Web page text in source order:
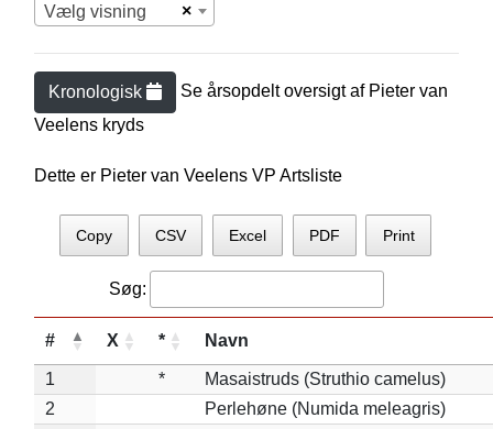
×
Vælg visning
Kronologisk Se årsopdelt oversigt af Pieter van
Veelens kryds
Dette er Pieter van Veelens VP Artsliste
Copy CSV Excel PDF Print
Søg:
# X * Navn
1 *
Masaistruds (Struthio camelus)
2
Perlehøne (Numida meleagris)